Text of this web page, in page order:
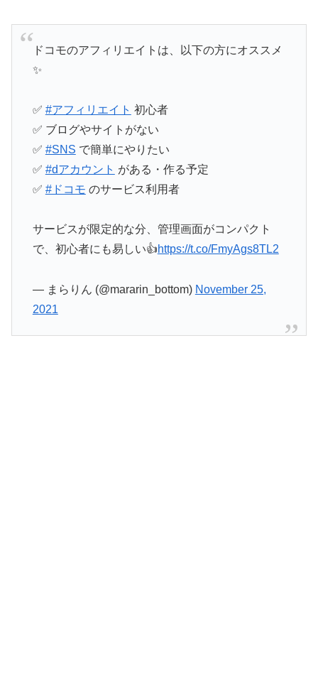
ドコモのアフィリエイトは、以下の方にオススメ
✨
✅ #アフィリエイト 初心者
✅ ブログやサイトがない
✅ #SNS で簡単にやりたい
✅ #dアカウント がある・作る予定
✅ #ドコモ のサービス利用者
サービスが限定的な分、管理画面がコンパクト
で、初心者にも易しい👍️https://t.co/FmyAgs8TL2
— まらりん (@mararin_bottom) November 25,
2021